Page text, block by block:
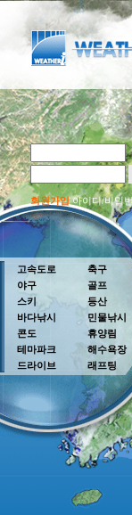
회원가입아이디/비밀
고속도로
야구
스키
바다낚시
콘도
테마파크
드라이브
축구
골프
등산
민물낚시
휴양림
해수욕장
래프팅